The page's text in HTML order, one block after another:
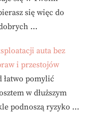
się więc do
…
auta bez
i przestojów
łatwo pomylić
w dłuższym
podnoszą ryzyko …